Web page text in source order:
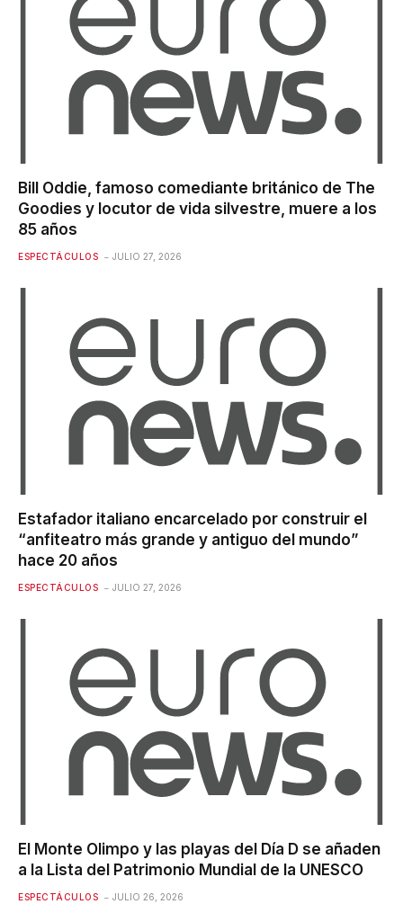
Bill Oddie, famoso comediante británico de The
Goodies y locutor de vida silvestre, muere a los
85 años
ESPECTÁCULOS JULIO 27, 2026
Estafador italiano encarcelado por construir el
“anfiteatro más grande y antiguo del mundo”
hace 20 años
ESPECTÁCULOS JULIO 27, 2026
El Monte Olimpo y las playas del Día D se añaden
a la Lista del Patrimonio Mundial de la UNESCO
ESPECTÁCULOS JULIO 26, 2026